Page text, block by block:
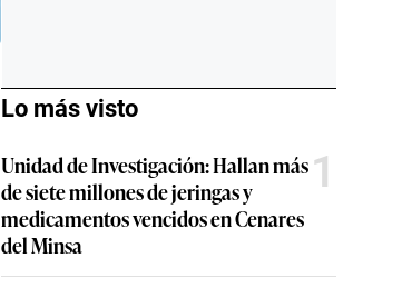
Lo más visto
Unidad de Investigación: Hallan más
de siete millones de jeringas y
medicamentos vencidos en Cenares
del Minsa
1